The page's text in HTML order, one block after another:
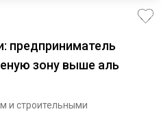
предприниматель
зону выше аль
и строительными